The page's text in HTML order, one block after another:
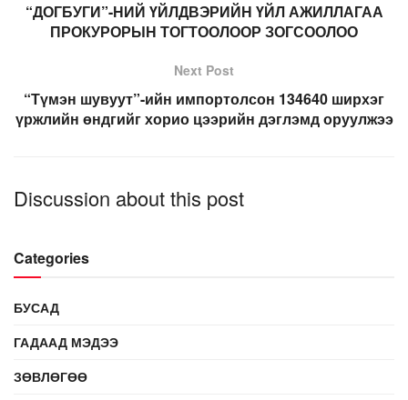
“ДОГБУГИ”-НИЙ ҮЙЛДВЭРИЙН ҮЙЛ АЖИЛЛАГАА
ПРОКУРОРЫН ТОГТООЛООР ЗОГСООЛОО
Next Post
“Түмэн шувуут”-ийн импортолсон 134640 ширхэг
үржлийн өндгийг хорио цээрийн дэглэмд оруулжээ
Discussion about this post
Categories
БУСАД
ГАДААД МЭДЭЭ
ЗӨВЛӨГӨӨ